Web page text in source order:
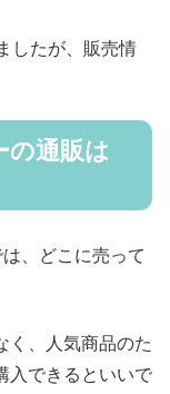
したが、販売情
の通販は
、どこに売って
く、人気商品のた
入できるといいで